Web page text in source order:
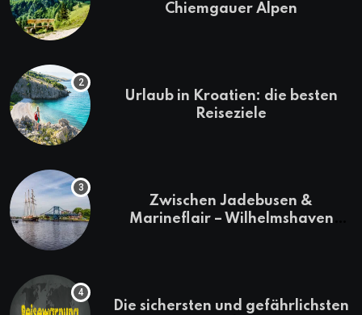
Chiemgauer Alpen
Urlaub in Kroatien: die besten
Reiseziele
Zwischen Jadebusen &
Marineflair – Wilhelmshaven
Die sichersten und gefährlichsten